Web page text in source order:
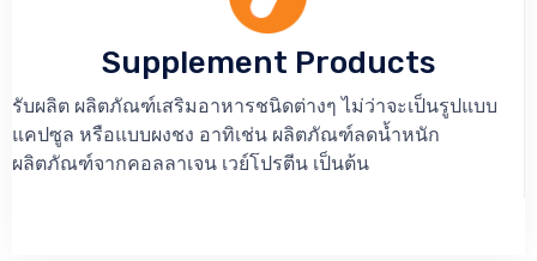
Supplement Products
รับผลิต ผลิตภัณฑ์เสริมอาหารชนิดต่างๆ ไม่ว่าจะเป็นรูปแบบ
แคปซูล หรือแบบผงชง อาทิเช่น ผลิตภัณฑ์ลดน้ำหนัก
ผลิตภัณฑ์จากคอลลาเจน เวย์โปรตีน เป็นต้น